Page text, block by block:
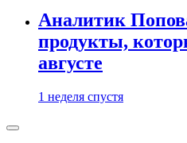
Аналитик
продукты,
августе
1 неделя спустя